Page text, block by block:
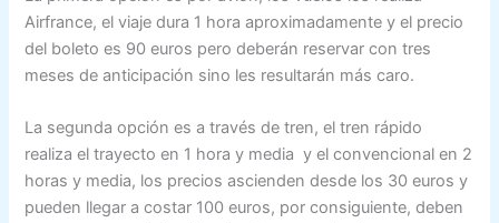
Airfrance, el viaje dura 1 hora aproximadamente y el precio
del boleto es 90 euros pero deberán reservar con tres
meses de anticipación sino les resultarán más caro.
La segunda opción es a través de tren, el tren rápido
realiza el trayecto en 1 hora y media y el convencional en 2
horas y media, los precios ascienden desde los 30 euros y
pueden llegar a costar 100 euros, por consiguiente, deben